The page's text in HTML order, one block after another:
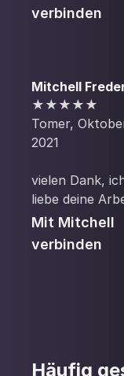
verbinden
Mitchell
★★★★★
Tomer,
2021
vielen Dank,
liebe deine
Mit Mitchell
verbinden
Häufig